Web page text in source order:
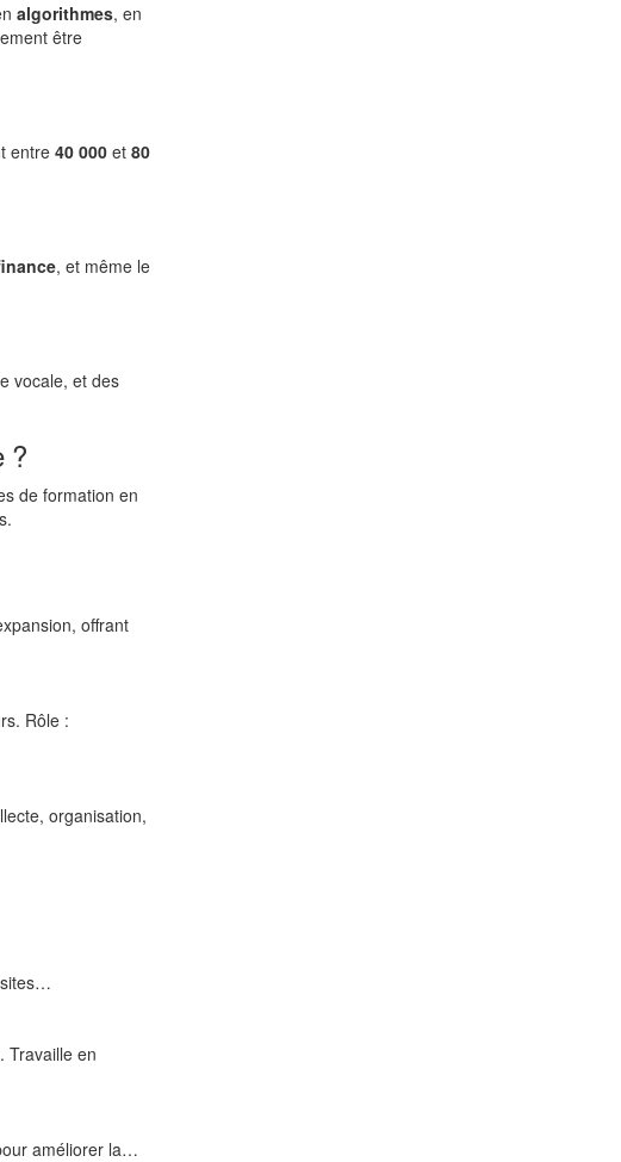
algorithmes, en
être
entre 40 000 et 80
, et même le
vocale, et des
?
de formation en
offrant
Rôle :
organisation,
sites…
Travaille en
améliorer la…